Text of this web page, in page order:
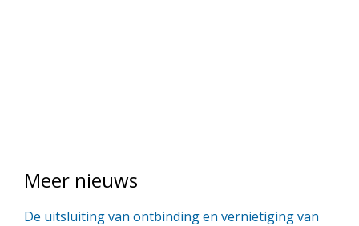
Meer nieuws
De uitsluiting van ontbinding en vernietiging van